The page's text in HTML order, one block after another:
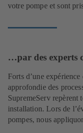
votre pompe et sont
…par des experts
Forts d’une
approfondie des
SupremeServ repèrent
installation. Lors de
pompes, nous